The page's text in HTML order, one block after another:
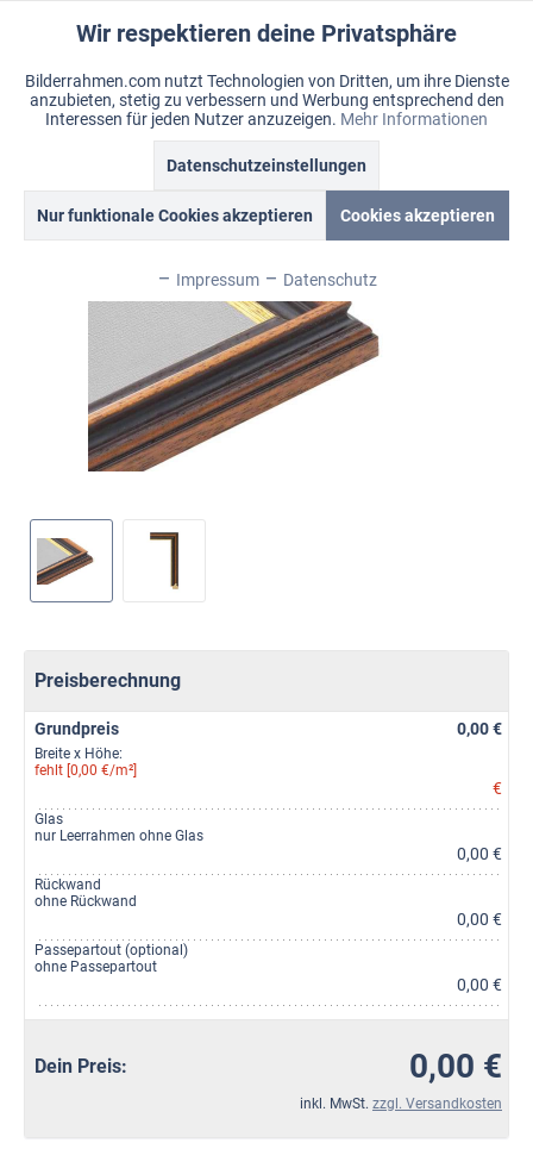
Warenkorb
Merkzettel Mein Konto
Menü
Antiko
Preisberechnung
Grundpreis 0,00 €
Breite x Höhe:
fehlt [0,00 €/m²]
€
Glas
nur Leerrahmen ohne Glas
0,00 €
Rückwand
ohne Rückwand
0,00 €
Passepartout (optional)
ohne Passepartout
0,00 €
Dein Preis: 0,00 €
inkl. MwSt. zzgl. Versandkosten
Funktionale Aktiv
Marketing Inaktiv
Inaktiv
Inaktiv
Wir respektieren deine Privatsphäre
Bilderrahmen.com nutzt Technologien von Dritten, um ihre Dienste
anzubieten, stetig zu verbessern und Werbung entsprechend den
Interessen für jeden Nutzer anzuzeigen. Mehr Informationen
Datenschutzeinstellungen
Nur funktionale Cookies akzeptieren Cookies akzeptieren
Impressum Datenschutz